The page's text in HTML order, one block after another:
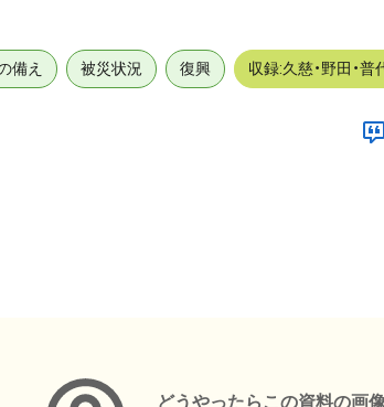
備え 被災状況 復興 収録:久慈・野田・
どうやったらこの資料の画